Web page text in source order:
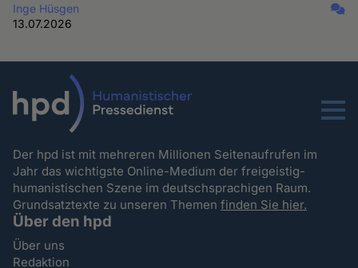
Inge Hüsgen
13.07.2026
Menu
Der hpd ist mit mehreren Millionen Seitenaufrufen im
Jahr das wichtigste Online-Medium der freigeistig-
humanistischen Szene im deutschsprachigen Raum.
Grundsatztexte zu unseren Themenfinden Sie hier.
Über den hpd
Über uns
Redaktion